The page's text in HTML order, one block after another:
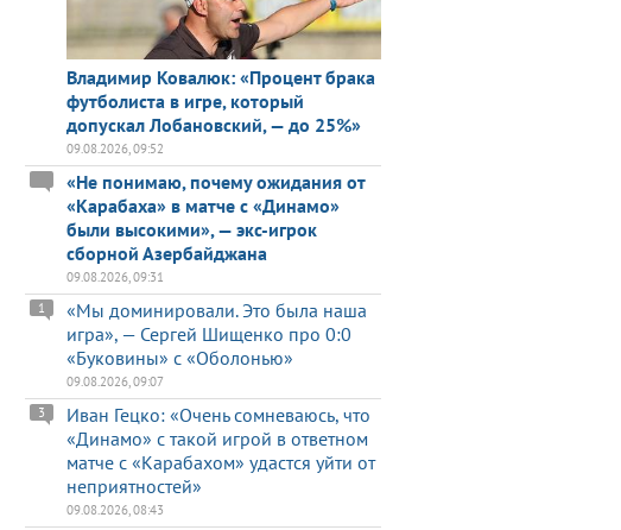
Владимир Ковалюк: «Процент брака
футболиста в игре, который
допускал Лобановский, — до 25%»
09.08.2026, 09:52
«Не понимаю, почему ожидания от
«Карабаха» в матче с «Динамо»
были высокими», — экс-игрок
сборной Азербайджана
09.08.2026, 09:31
«Мы доминировали. Это была наша
игра», — Сергей Шищенко про 0:0
«Буковины» с «Оболонью»
1
09.08.2026, 09:07
Иван Гецко: «Очень сомневаюсь, что
«Динамо» с такой игрой в ответном
матче с «Карабахом» удастся уйти от
неприятностей»
3
09.08.2026, 08:43